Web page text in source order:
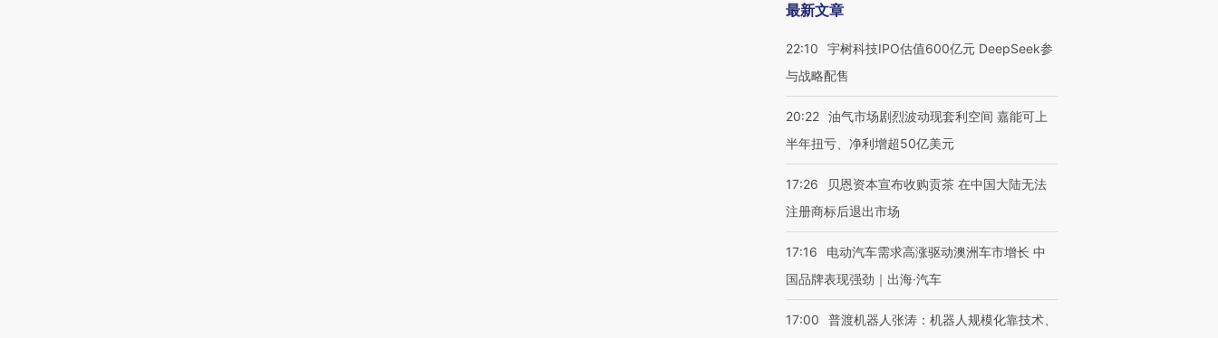
最新文章
22:10
宇树科技IPO估值600亿元 DeepSeek参
与战略配售
20:22 油气市场剧烈波动现套利空间 嘉能可上
半年扭亏、净利增超50亿美元
17:26
贝恩资本宣布收购贡茶 在中国大陆无法
注册商标后退出市场
17:16
电动汽车需求高涨驱动澳洲车市增长 中
国品牌表现强劲｜出海·汽车
17:00
普渡机器人张涛：机器人规模化靠技术、